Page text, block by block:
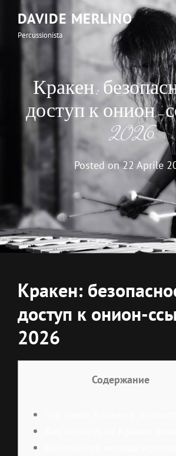
DAVIDE MERLINO
Percussionista
Кракен:
доступ к онион-
2026
Posted on22 Aprile
Кракен:
доступ к онион-
2026
Содержание